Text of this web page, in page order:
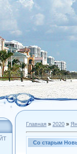
Главная » 2020 »
Со старым